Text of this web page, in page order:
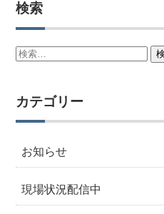
検索
検
カテゴリー
お知らせ
現場状況配信中